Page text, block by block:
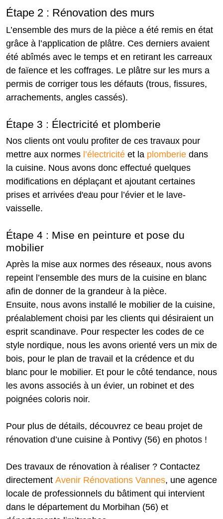
Étape 2 : Rénovation des murs
L’ensemble des murs de la pièce a été remis en état
grâce à l’application de plâtre. Ces derniers avaient
été abîmés avec le temps et en retirant les carreaux
de faïence et les coffrages. Le plâtre sur les murs a
permis de corriger tous les défauts (trous, fissures,
arrachements, angles cassés).
Étape 3 : Électricité et plomberie
Nos clients ont voulu profiter de ces travaux pour
mettre aux normes l’électricité et la plomberie dans
la cuisine. Nous avons donc effectué quelques
modifications en déplaçant et ajoutant certaines
prises et arrivées d'eau pour l’évier et le lave-
vaisselle.
Étape 4 : Mise en peinture et pose du
mobilier
Après la mise aux normes des réseaux, nous avons
repeint l’ensemble des murs de la cuisine en blanc
afin de donner de la grandeur à la pièce.
Ensuite, nous avons installé le mobilier de la cuisine,
préalablement choisi par les clients qui désiraient un
esprit scandinave. Pour respecter les codes de ce
style nordique, nous les avons orienté vers un mix de
bois, pour le plan de travail et la crédence et du
blanc pour le mobilier. Et pour le côté tendance, nous
les avons associés à un évier, un robinet et des
poignées coloris noir.
Pour plus de détails, découvrez ce beau projet de
rénovation d’une cuisine à Pontivy (56) en photos !
Des travaux de rénovation à réaliser ? Contactez
directement Avenir Rénovations Vannes, une agence
locale de professionnels du bâtiment qui intervient
dans le département du Morbihan (56) et